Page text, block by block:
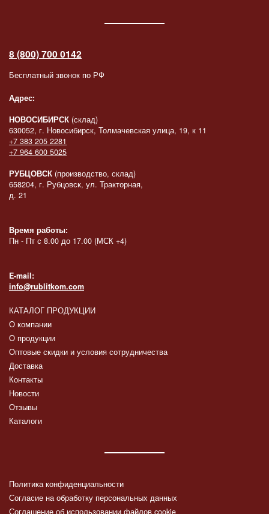
8 (800) 700 0142
Бесплатный звонок по РФ
Адрес:
НОВОСИБИРСК (склад)
630052, г. Новосибирск, Толмачевская улица, 19, к 11
+7 383 205 2281
+7 964 600 5025
РУБЦОВСК (производство, склад)
658204, г. Рубцовск, ул. Тракторная,
д. 21
Время работы:
Пн - Пт с 8.00 до 17.00 (МСК +4)
E-mail:
info@rublitkom.com
КАТАЛОГ ПРОДУКЦИИ
О компании
О продукции
Оптовые скидки и условия сотрудничества
Доставка
Контакты
Новости
Отзывы
Каталоги
Политика конфиденциальности
Согласие на обработку персональных данных
Соглашение об использовании файлов cookie